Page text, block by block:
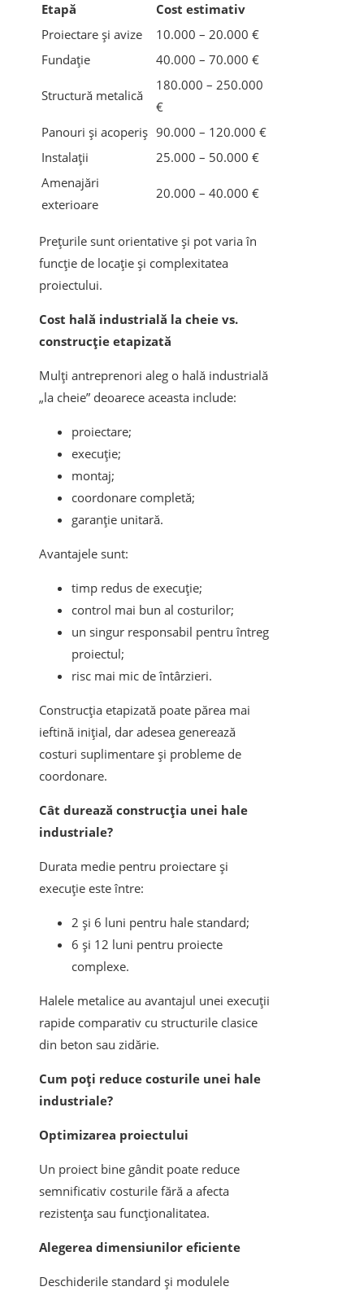
Etapă
Cost estimativ
Proiectare și avize
10.000 – 20.000 €
Fundație
40.000 – 70.000 €
Structură metalică
180.000 – 250.000
€
Panouri și acoperiș 90.000 – 120.000 €
Instalații
25.000 – 50.000 €
Amenajări
exterioare
20.000 – 40.000 €
Prețurile sunt orientative și pot varia în
funcție de locație și complexitatea
proiectului.
Cost hală industrială la cheie vs.
construcție etapizată
Mulți antreprenori aleg o hală industrială
„la cheie” deoarece aceasta include:
proiectare;
execuție;
montaj;
coordonare completă;
garanție unitară.
Avantajele sunt:
timp redus de execuție;
control mai bun al costurilor;
un singur responsabil pentru întreg
proiectul;
risc mai mic de întârzieri.
Construcția etapizată poate părea mai
ieftină inițial, dar adesea generează
costuri suplimentare și probleme de
coordonare.
Cât durează construcția unei hale
industriale?
Durata medie pentru proiectare și
execuție este între:
2 și 6 luni pentru hale standard;
6 și 12 luni pentru proiecte
complexe.
Halele metalice au avantajul unei execuții
rapide comparativ cu structurile clasice
din beton sau zidărie.
Cum poți reduce costurile unei hale
industriale?
Optimizarea proiectului
Un proiect bine gândit poate reduce
semnificativ costurile fără a afecta
rezistența sau funcționalitatea.
Alegerea dimensiunilor eficiente
Deschiderile standard și modulele